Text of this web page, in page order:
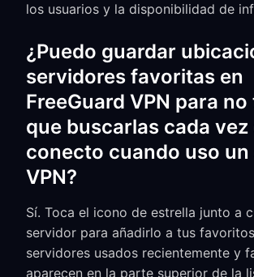
los usuarios y la disponibilidad de
¿Puedo guardar
servidores favoritas en
FreeGuard VPN para
que buscarlas cada vez
conecto cuando uso
VPN?
Sí. Toca el icono de estrella junto a
servidor para añadirlo a tus
servidores usados recientemente y
aparecen en la parte superior de la